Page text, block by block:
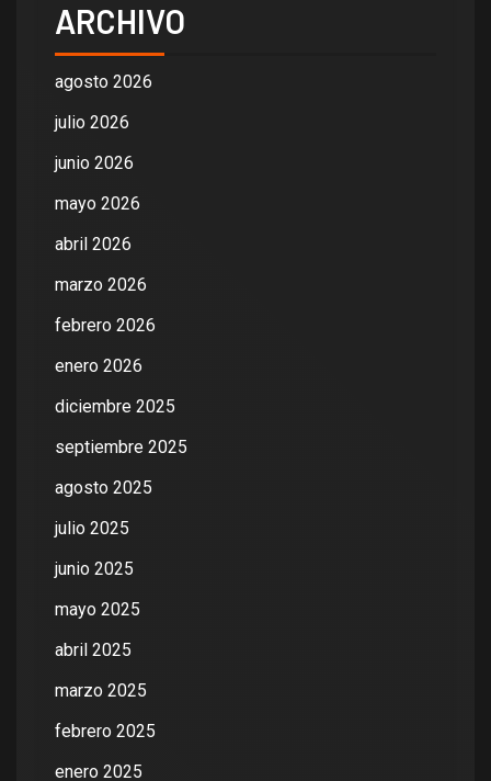
ARCHIVO
agosto 2026
julio 2026
junio 2026
mayo 2026
abril 2026
marzo 2026
febrero 2026
enero 2026
diciembre 2025
septiembre 2025
agosto 2025
julio 2025
junio 2025
mayo 2025
abril 2025
marzo 2025
febrero 2025
enero 2025